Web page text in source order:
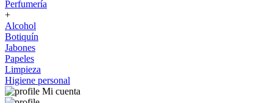
Perfumería
+
Alcohol
Botiquín
Jabones
Papeles
Limpieza
Higiene personal
Mi cuenta